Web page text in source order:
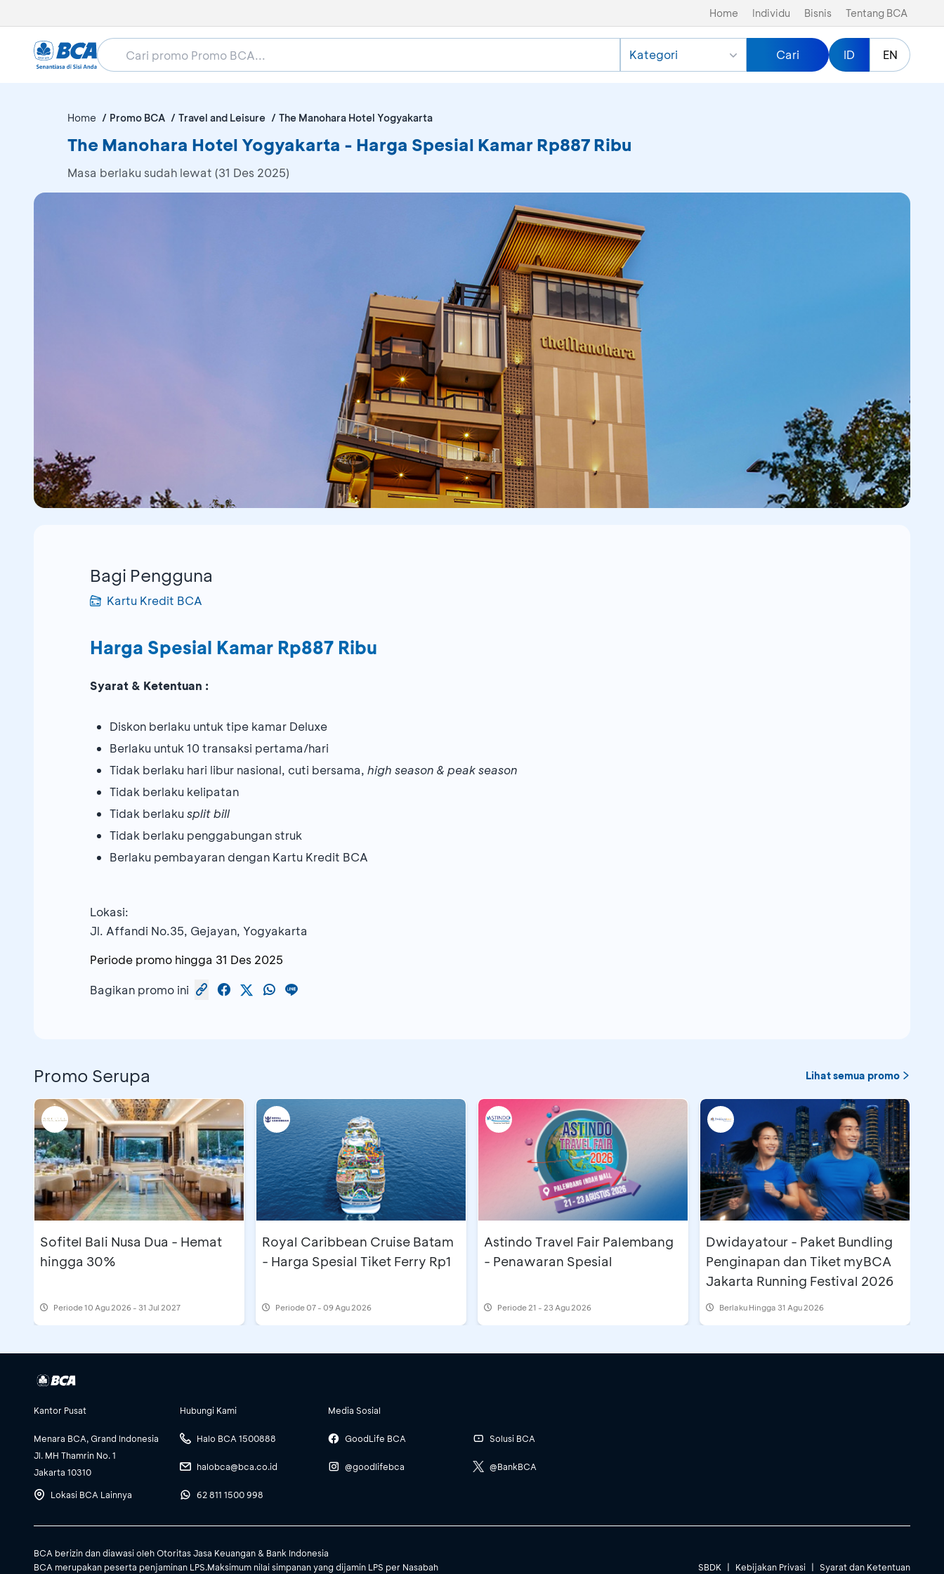
Home Individu Bisnis Tentang BCA
Kategori Cari ID EN
Home Promo BCA Travel and Leisure The Manohara Hotel Yogyakarta
The Manohara Hotel Yogyakarta - Harga Spesial Kamar Rp887 Ribu
Masa berlaku sudah lewat (31 Des 2025)
Bagi Pengguna
Kartu Kredit BCA
Harga Spesial Kamar Rp887 Ribu
Syarat & Ketentuan :
Diskon berlaku untuk tipe kamar Deluxe
Berlaku untuk 10 transaksi pertama/hari
Tidak berlaku hari libur nasional, cuti bersama, high season & peak season
Tidak berlaku kelipatan
Tidak berlaku split bill
Tidak berlaku penggabungan struk
Berlaku pembayaran dengan Kartu Kredit BCA
Lokasi:
Jl. Affandi No.35, Gejayan, Yogyakarta
Periode promo hingga 31 Des 2025
Bagikan promo ini
Promo Serupa Lihat semua promo
Sofitel Bali Nusa Dua - Hemat
hingga 30%
Periode10 Agu 2026 - 31 Jul 2027
Royal Caribbean Cruise Batam
- Harga Spesial Tiket Ferry Rp1
Periode07 - 09 Agu 2026
Astindo Travel Fair Palembang
- Penawaran Spesial
Periode21 - 23 Agu 2026
Dwidayatour - Paket Bundling
Penginapan dan Tiket myBCA
Jakarta Running Festival 2026
Berlaku Hingga 31 Agu 2026
Kantor Pusat
Menara BCA, Grand Indonesia
Jl. MH Thamrin No. 1
Jakarta 10310
Lokasi BCA Lainnya
Hubungi Kami
Halo BCA 1500888
halobca@bca.co.id
62 811 1500 998
Media Sosial
GoodLife BCA
@goodlifebca
Solusi BCA
@BankBCA
BCA berizin dan diawasi oleh Otoritas Jasa Keuangan & Bank Indonesia
BCA merupakan peserta penjaminan LPS.Maksimum nilai simpanan yang dijamin LPS per Nasabah
SBDK | Kebijakan Privasi | Syarat dan Ketentuan